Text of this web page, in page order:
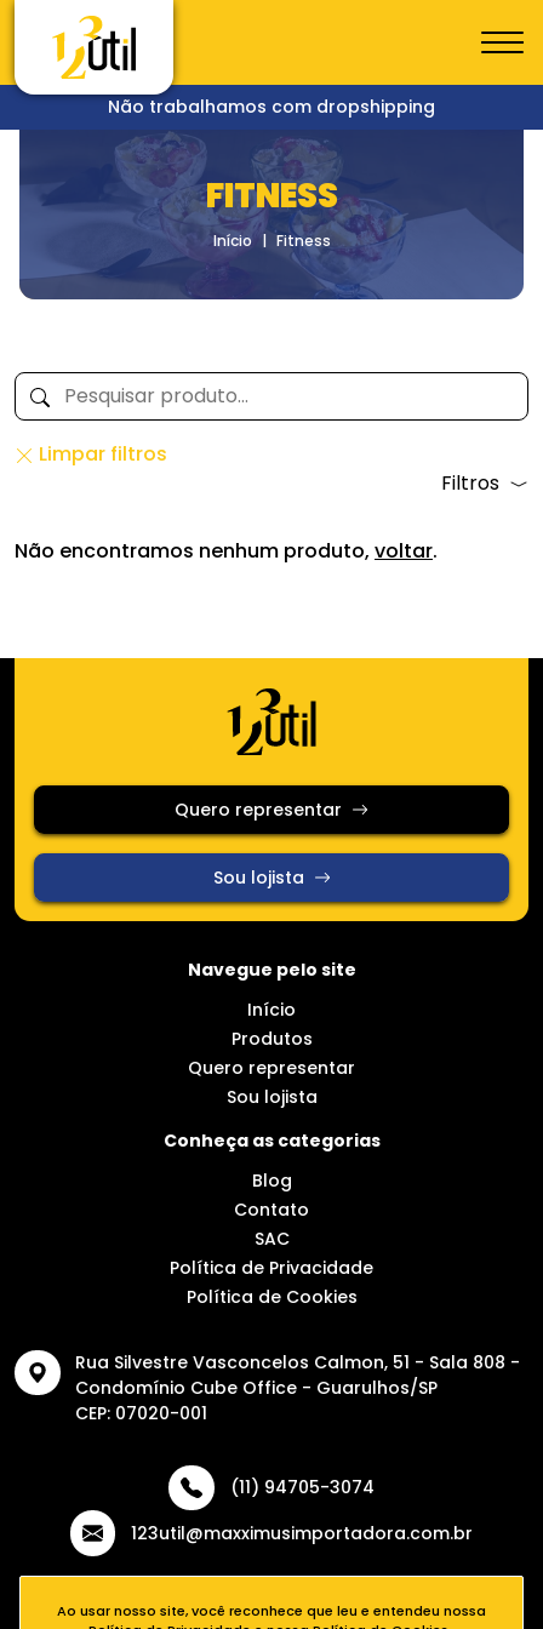
Não trabalhamos com dropshipping
FITNESS
Início Fitness
Limpar filtros
Filtros
Categorias
Queima de Estoque
Cerâmica
Somente em promoção
Não encontramos nenhum produto, voltar.
Quero representar
Sou lojista
Navegue pelo site
Início
Produtos
Quero representar
Sou lojista
Conheça as categorias
Blog
Contato
SAC
Política de Privacidade
Política de Cookies
Rua Silvestre Vasconcelos Calmon, 51 - Sala 808 -
Condomínio Cube Office - Guarulhos/SP
CEP: 07020-001
(11) 94705-3074
123util@maxximusimportadora.com.br
Ao usar nosso site, você reconhece que leu e entendeu nossa